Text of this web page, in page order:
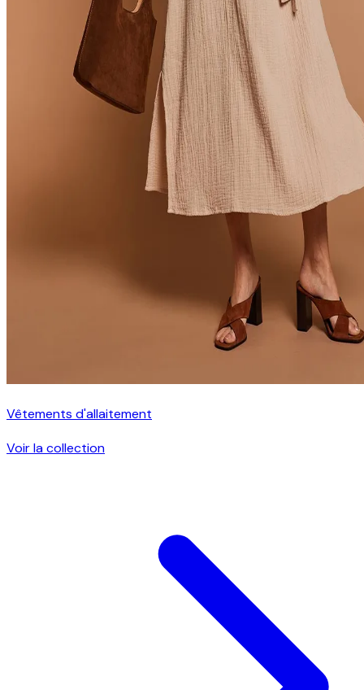
Vêtements d'allaitement
Voir la collection